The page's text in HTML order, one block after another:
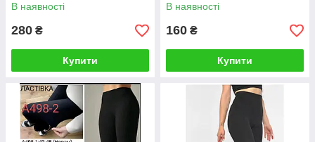
В наявності
280 ₴
Купити
В наявності
160 ₴
Купити